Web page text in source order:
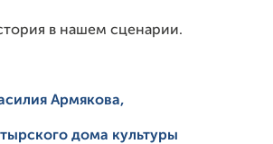
в нашем сценарии.
Армякова,
дома культуры